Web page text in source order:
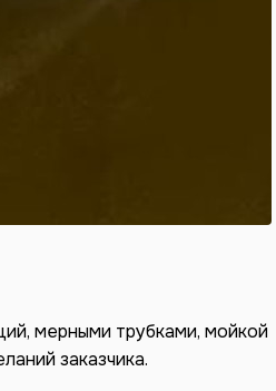
мерными трубками, мойкой
заказчика.